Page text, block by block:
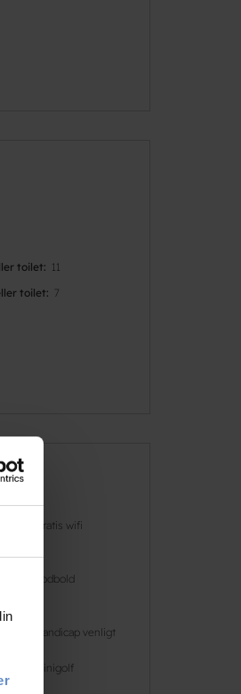
toilet
11
toilet
7
Gratis wifi
Fodbold
Handicap venligt
Minigolf